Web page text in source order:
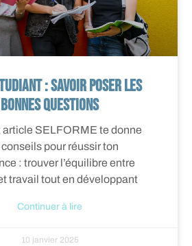
: savoir poser les
bonnes questions
article SELFORME te donne
pour réussir ton
: trouver l’équilibre entre
travail tout en développant
Continuer à lire
10 janvier 2025